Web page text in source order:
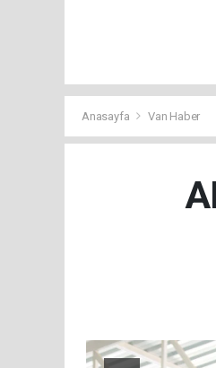
Anasayfa Van Haber